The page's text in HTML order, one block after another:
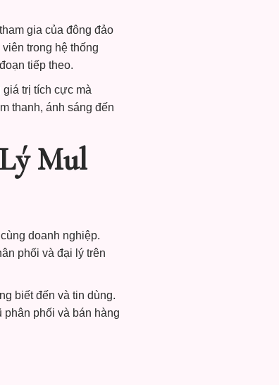
gia của đông đảo
trong hệ thống
tiếp theo.
trị tích cực mà
thanh, ánh sáng đến
Mul
doanh nghiệp.
phối và đại lý trên
biết đến và tin dùng.
phối và bán hàng